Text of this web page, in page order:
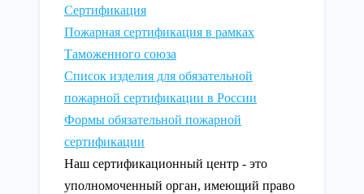
Сертификация
Пожарная сертификация в рамках
Таможенного союза
Список изделия для обязательной
пожарной сертификации в России
Формы обязательной пожарной
сертификации
Наш сертификационный центр - это
уполномоченный орган, имеющий право